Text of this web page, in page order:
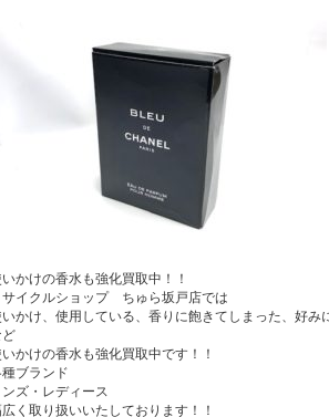
かけの香水も強化買取中！！
サイクルショップ ちゅら坂戸店では
かけ、使用している、香りに飽きてしまった、好み
かけの香水も強化買取中です！！
ブランド
ズ・レディース
く取り扱いいたしております！！